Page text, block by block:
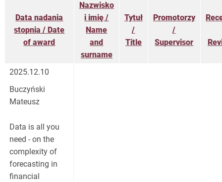
Data nadania
stopnia / Date
of award
Nazwisko
i imię /
Name
and
surname
Tytuł
/
Title
Promotorzy
/
Supervisor
2025.12.10
Buczyński
Mateusz
Data is all you
need - on the
complexity of
forecasting in
financial